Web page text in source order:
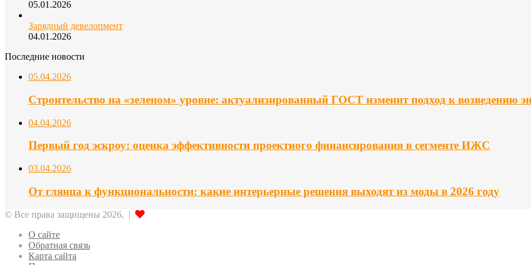
05.01.2026
Зарядный девелопмент
04.01.2026
Последние новости
05.04.2026
Строительство на «зеленом» уровне: актуализированный ГОСТ изменит подход к возведению
04.04.2026
Первый год эскроу: оценка эффективности проектного финансирования в сегменте ИЖС
03.04.2026
От глянца к функциональности: какие интерьерные решения выходят из моды в 2026 году
© Все права защищены 2026, |
О сайте
Обратная связь
Карта сайта